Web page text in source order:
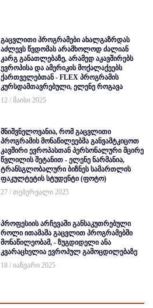
გაცვლითი პროგრამები ახალგაზრდას
აძლევს წვდომას არამხოლოდ ძალიან
კარგ განათლებაზე, არამედ აკავშირებს
ევროპისა და ამერიკის მოქალაქეებს
ქართველებთან - FLEX პროგრამის
კურსდამთავრებული, ელენე როგავა
12 / მაისი 2025
მნიშვნელოვანია, რომ გაცვლითი
პროგრამის მონაწილეებმა განვამტკიცოთ
კავშირი ევროპასთან პერსონალური მცირე
წვლილის შეტანით - ელენე ნარმანია,
ტრანსგლობალური ბიზნეს სამართლის
ფაკულტეტის სტუდენტი (ფოტო)
27 / თებერვალი 2025
პროფესიის არჩევაში განსაკუთრებული
როლი ითამაშა გაცვლით პროგრამებში
მონაწილეობამ, - ზუგდიდელი ანა
კვარაცხელია ევროპულ გამოცდილებაზე
18 / იანვარი 2025